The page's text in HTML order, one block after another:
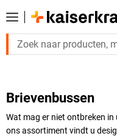
Brievenbussen
Wat mag er niet ontbreken
ons assortiment vindt u